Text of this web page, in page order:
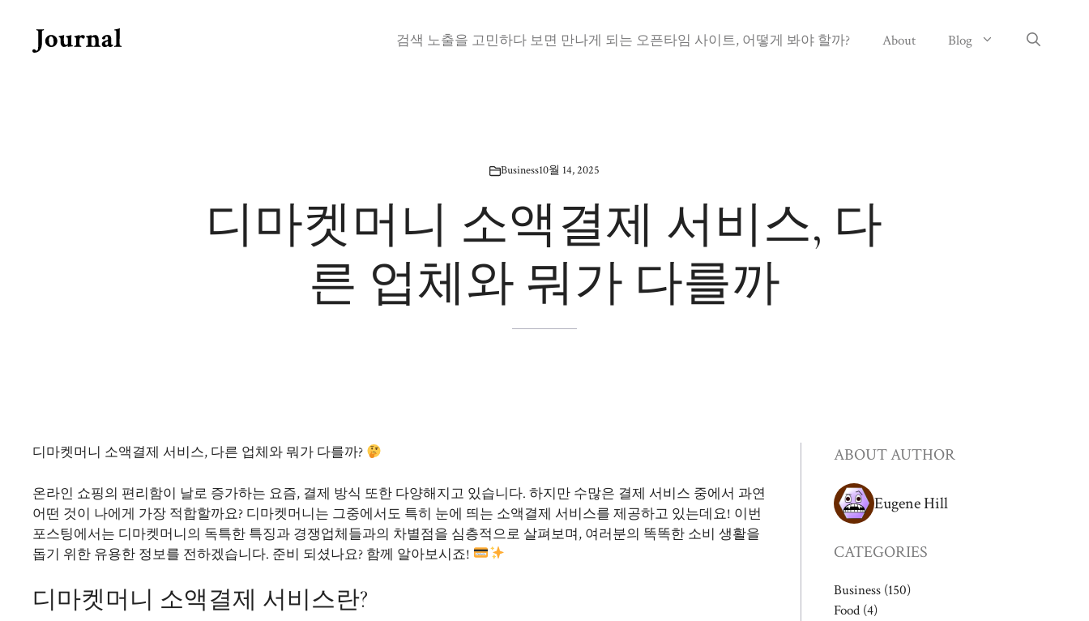
content
검색 노출을 고민하다 보면 만나게 되는 오픈타임 사이트, 어떻게 봐야 할까? About Blog
Business10월 14, 2025
디마켓머니 소액결제 서비스, 다
른 업체와 뭐가 다를까
디마켓머니 소액결제 서비스, 다른 업체와 뭐가 다를까?
온라인 쇼핑의 편리함이 날로 증가하는 요즘, 결제 방식 또한 다양해지고 있습니다. 하지만 수많은 결제 서비스 중에서 과연
어떤 것이 나에게 가장 적합할까요? 디마켓머니는 그중에서도 특히 눈에 띄는 소액결제 서비스를 제공하고 있는데요! 이번
포스팅에서는 디마켓머니의 독특한 특징과 경쟁업체들과의 차별점을 심층적으로 살펴보며, 여러분의 똑똑한 소비 생활을
돕기 위한 유용한 정보를 전하겠습니다. 준비 되셨나요? 함께 알아보시죠!
디마켓머니 소액결제 서비스란?
ABOUT AUTHOR
Eugene Hill
CATEGORIES
Business (150)
Food (4)